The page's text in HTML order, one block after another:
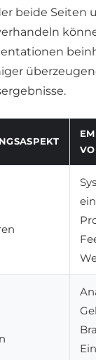
beide Seiten